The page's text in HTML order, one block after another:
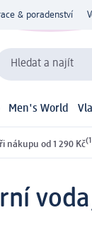
& poradenství
Hledat a najít
Men's World
nákupu od 1 290 Kč